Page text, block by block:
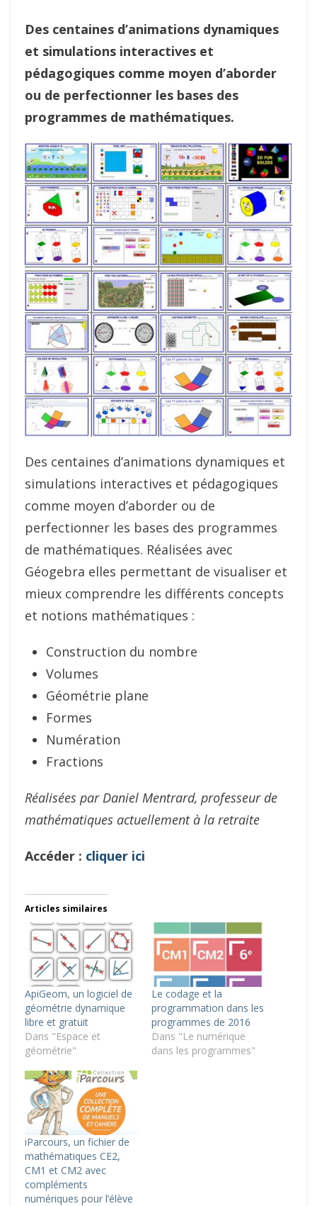
Des centaines d’animations dynamiques
et simulations interactives et
pédagogiques comme moyen d’aborder
ou de perfectionner les bases des
programmes de mathématiques.
Des centaines d’animations dynamiques et
simulations interactives et pédagogiques
comme moyen d’aborder ou de
perfectionner les bases des programmes
de mathématiques. Réalisées avec
Géogebra elles permettant de visualiser et
mieux comprendre les différents concepts
et notions mathématiques :
Construction du nombre
Volumes
Géométrie plane
Formes
Numération
Fractions
Réalisées par Daniel Mentrard, professeur de
mathématiques actuellement à la retraite
Accéder : cliquer ici
Articles similaires
ApiGeom, un logiciel de
géométrie dynamique
libre et gratuit
Dans "Espace et
géométrie"
Le codage et la
programmation dans les
programmes de 2016
Dans "Le numérique
dans les programmes"
iParcours, un fichier de
mathématiques CE2,
CM1 et CM2 avec
compléments
numériques pour l’élève